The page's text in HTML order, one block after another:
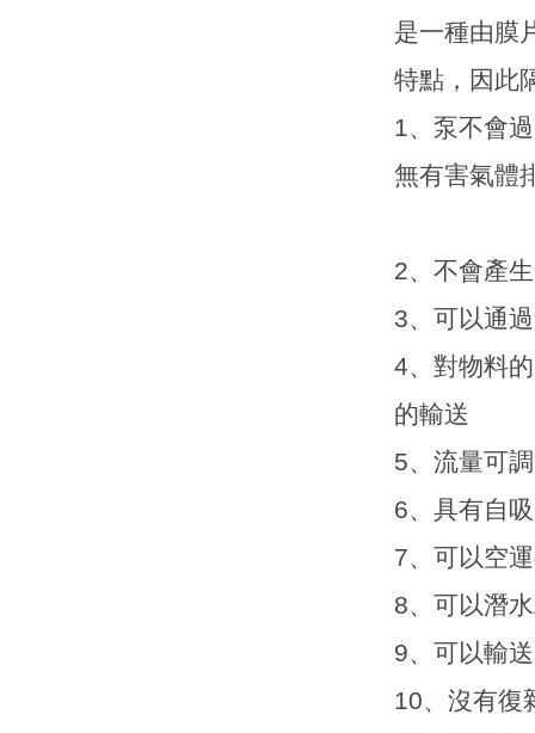
是一種由膜
特點，因此
1、泵不會
無有害氣體
2、不會產
3、可以通
4、對物料
的輸送
5、流量可
6、具有自
7、可以空
8、可以潛
9、可以輸
10、沒有復